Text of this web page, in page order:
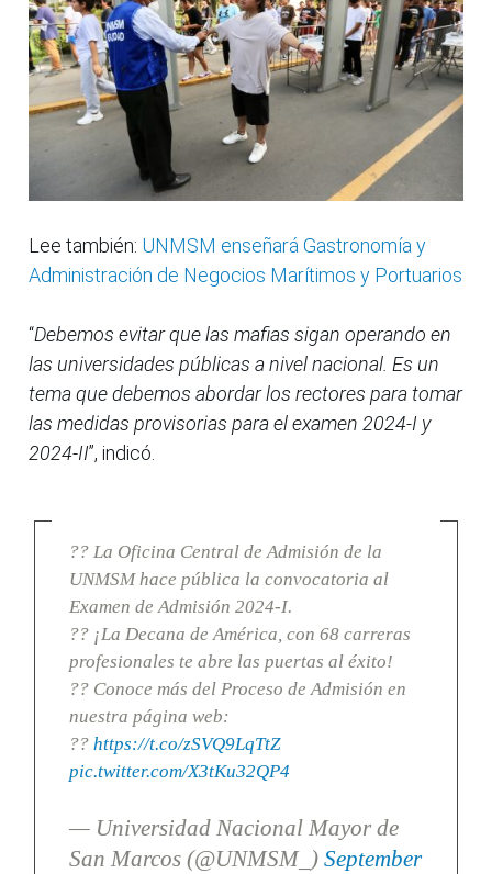
Lee también: UNMSM enseñará Gastronomía y
Administración de Negocios Marítimos y Portuarios
“Debemos evitar que las mafias sigan operando en
las universidades públicas a nivel nacional. Es un
tema que debemos abordar los rectores para tomar
las medidas provisorias para el examen 2024-I y
2024-II”, indicó.
?? La Oficina Central de Admisión de la
UNMSM hace pública la convocatoria al
Examen de Admisión 2024-I.
?? ¡La Decana de América, con 68 carreras
profesionales te abre las puertas al éxito!
?? Conoce más del Proceso de Admisión en
nuestra página web:
?? https://t.co/zSVQ9LqTtZ
pic.twitter.com/X3tKu32QP4
— Universidad Nacional Mayor de
San Marcos (@UNMSM_) September